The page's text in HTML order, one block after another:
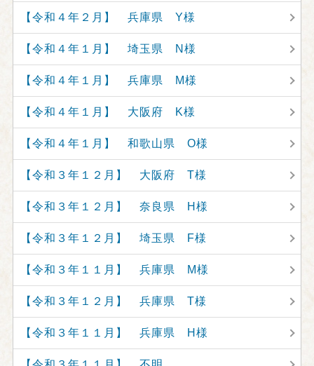
【令和４年２月】 兵庫県 Y様
【令和４年１月】 埼玉県 N様
【令和４年１月】 兵庫県 M様
【令和４年１月】 大阪府 K様
【令和４年１月】 和歌山県 O様
【令和３年１２月】 大阪府 T様
【令和３年１２月】 奈良県 H様
【令和３年１２月】 埼玉県 F様
【令和３年１１月】 兵庫県 M様
【令和３年１２月】 兵庫県 T様
【令和３年１１月】 兵庫県 H様